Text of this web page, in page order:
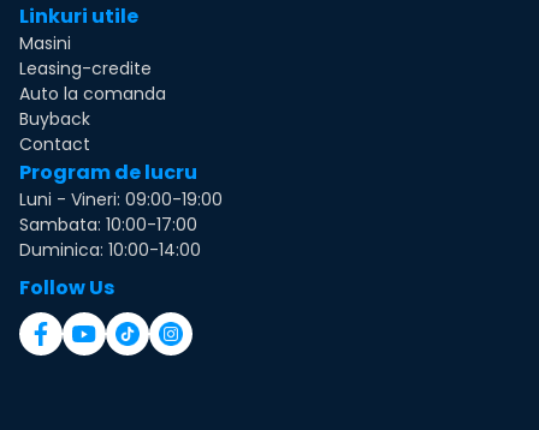
Linkuri utile
Masini
Leasing-credite
Auto la comanda
Buyback
Contact
Program de lucru
Luni - Vineri: 09:00-19:00
Sambata: 10:00-17:00
Duminica: 10:00-14:00
Follow Us